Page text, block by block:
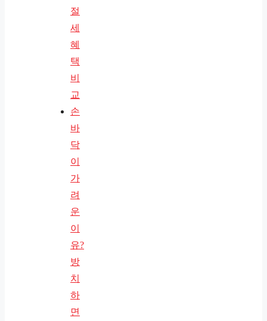
절
세
혜
택
비
교
손
바
닥
이
가
려
운
이
유?
방
치
하
면